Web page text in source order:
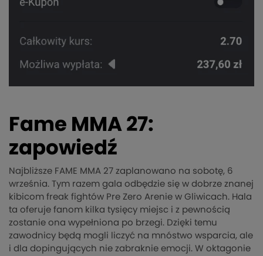
Fame MMA 27:
zapowiedź
Najbliższe FAME MMA 27 zaplanowano na sobotę, 6
września. Tym razem gala odbędzie się w dobrze znanej
kibicom freak fightów Pre Zero Arenie w Gliwicach. Hala
ta oferuje fanom kilka tysięcy miejsc i z pewnością
zostanie ona wypełniona po brzegi. Dzięki temu
zawodnicy będą mogli liczyć na mnóstwo wsparcia, ale
i dla dopingujących nie zabraknie emocji. W oktagonie